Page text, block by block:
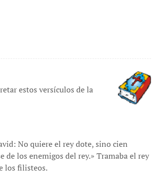
estos versículos de la
No quiere el rey dote, sino cien
de los enemigos del rey.» Tramaba el rey
los filisteos.